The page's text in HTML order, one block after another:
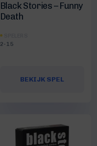
Black Stories – Funny
Death
2-15
BEKIJK SPEL